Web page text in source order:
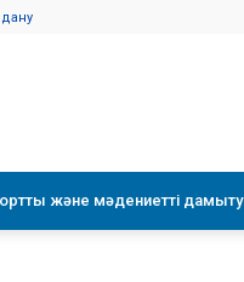
және мәдениетті дамыту